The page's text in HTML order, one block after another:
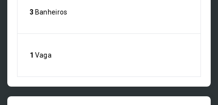
3 Banheiros
1 Vaga